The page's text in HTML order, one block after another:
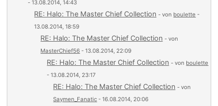
- 13.08.2014, 14:43
RE: Halo: The Master Chief Collection - von boulette -
13.08.2014, 18:59
RE: Halo: The Master Chief Collection - von
MasterChief56 - 13.08.2014, 22:09
RE: Halo: The Master Chief Collection - von boulette
- 13.08.2014, 23:17
RE: Halo: The Master Chief Collection - von
Saymen_Fanatic - 16.08.2014, 20:06